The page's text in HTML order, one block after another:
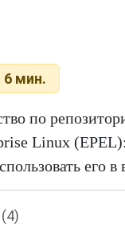
6 мин.
по
Linux
его
(4)